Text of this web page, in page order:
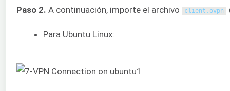
Paso 2. A continuación, importe el archivo client . ovpn
Para Ubuntu Linux: